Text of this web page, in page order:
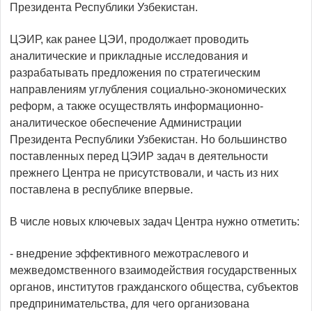
Президента Республики Узбекистан.
ЦЭИР, как ранее ЦЭИ, продолжает проводить
аналитические и прикладные исследования и
разрабатывать предложения по стратегическим
направлениям углубления социально-экономических
реформ, а также осуществлять информационно-
аналитическое обеспечение Администрации
Президента Республики Узбекистан. Но большинство
поставленных перед ЦЭИР задач в деятельности
прежнего Центра не присутствовали, и часть из них
поставлена в республике впервые.
В числе новых ключевых задач Центра нужно отметить:
- внедрение эффективного межотраслевого и
межведомственного взаимодействия государственных
органов, институтов гражданского общества, субъектов
предпринимательства, для чего организована